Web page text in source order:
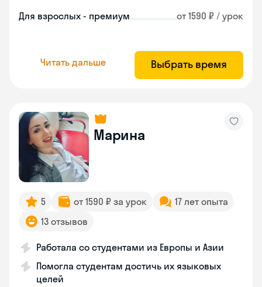
Для взрослых - премиум от 1590 ₽ / урок
Читать дальше Выбрать время
Марина
5 от 1590 ₽ за урок
17 лет опыта
13 отзывов
Работала со студентами из Европы и Азии
Помогла студентам достичь их языковых
целей